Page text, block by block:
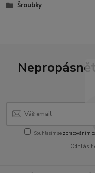
Šroubky
Souhlasím se zpracováním
Odhlásit